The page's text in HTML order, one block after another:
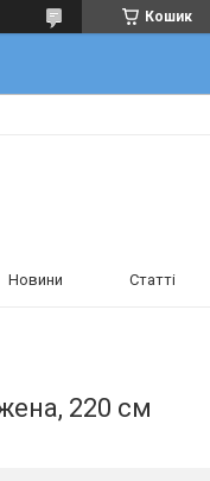
Кошик
Новини Статті
220 см